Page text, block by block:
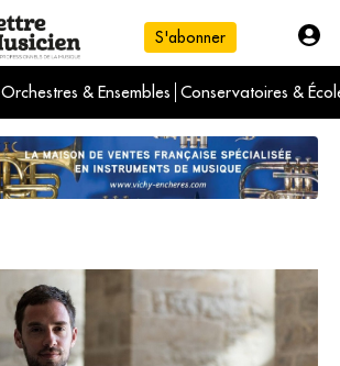
S'abonner
Orchestres & Ensembles Conservatoires &
L'info du jour
Le numéro du mois
International